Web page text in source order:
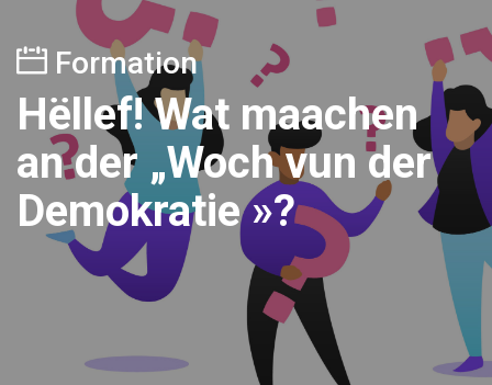
Formation
Hëllef! Wat maachen
an der „Woch vun der
Demokratie »?